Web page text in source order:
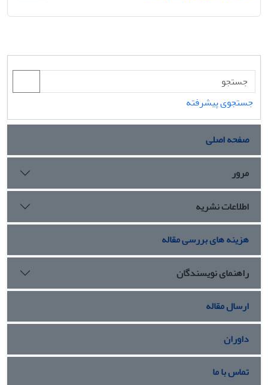
جستجوی پیشرفته
صفحه اصلی
مرور
اطلاعات نشریه
هزینه های بررسی مقاله
راهنمای نویسندگان
ارسال مقاله
داوران
تماس با ما